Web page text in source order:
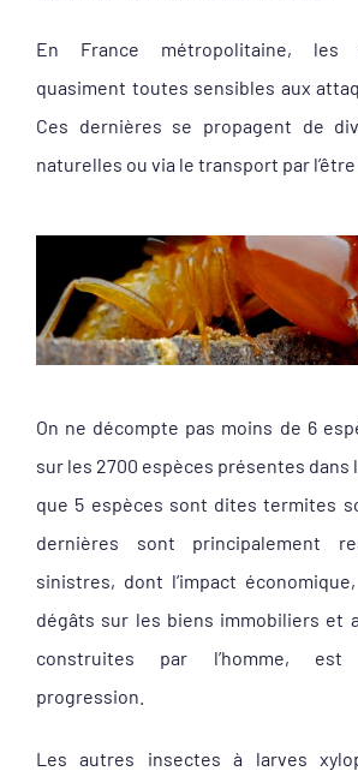
En France métropolitaine, les
quasiment toutes sensibles aux
Ces dernières se propagent de
naturelles ou via le transport par l’être
On ne décompte pas moins de 6
sur les 2700 espèces présentes dans
que 5 espèces sont dites termites
dernières sont principalement
sinistres, dont l’impact
dégâts sur les biens immobiliers et
construites par l’homme,
progression.
Les autres insectes à larves